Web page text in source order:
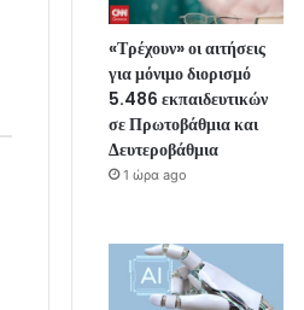
«Τρέχουν» οι αιτήσεις
για μόνιμο διορισμό
5.486 εκπαιδευτικών
σε Πρωτοβάθμια και
Δευτεροβάθμια
1 ώρα ago